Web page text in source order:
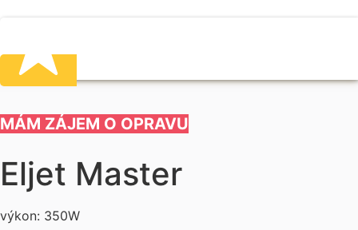
MÁM ZÁJEM O OPRAVU
Eljet Master
výkon: 350W